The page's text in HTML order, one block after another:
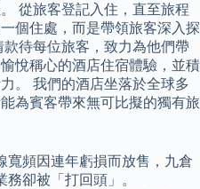
從旅客登記入住，直至旅程
個住處，而是帶領旅客深入探
待每位旅客，致力為他們帶
悅稱心的酒店住宿體驗，並積
。 我們的酒店坐落於全球多
為賓客帶來無可比擬的獨有旅
寬頻因連年虧損而放售，九倉
卻被「打回頭」。